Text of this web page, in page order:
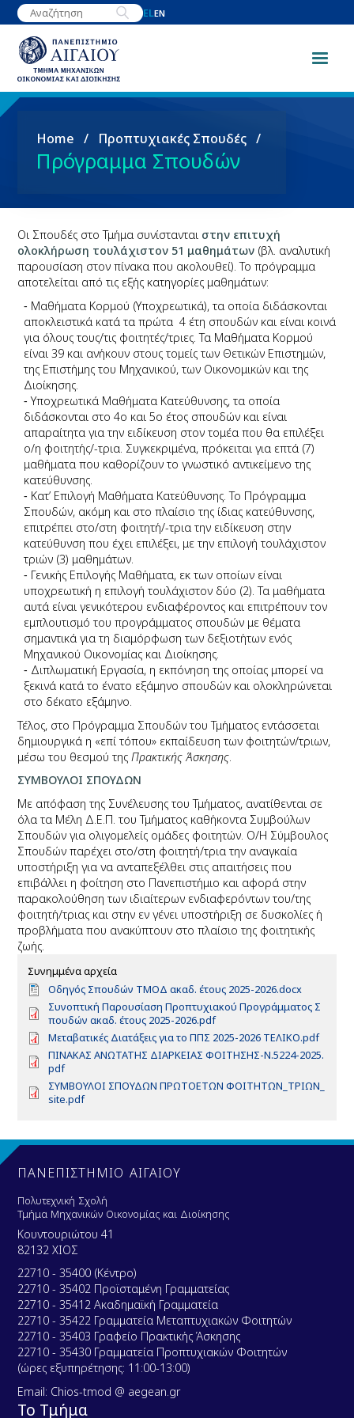
Παράκαμψη
προς
κυρίως
περιεχόμενο
ELEN
Breadcrumb
Home Προπτυχιακές Σπουδές
Πρόγραμμα Σπουδών
Οι Σπουδές στο Τμήμα συνίστανται στην επιτυχή
ολοκλήρωση τουλάχιστον 51 μαθημάτων (βλ. αναλυτική
παρουσίαση στον πίνακα που ακολουθεί). Το πρόγραμμα
αποτελείται από τις εξής κατηγορίες μαθημάτων:
Μαθήματα Κορμού (Υποχρεωτικά), τα οποία διδάσκονται
αποκλειστικά κατά τα πρώτα 4 έτη σπουδών και είναι κοινά
για όλους τους/τις φοιτητές/τριες. Τα Μαθήματα Κορμού
είναι 39 και ανήκουν στους τομείς των Θετικών Επιστημών,
της Επιστήμης του Μηχανικού, των Οικονομικών και της
Διοίκησης.
Υποχρεωτικά Μαθήματα Κατεύθυνσης, τα οποία
διδάσκονται στο 4ο και 5ο έτος σπουδών και είναι
απαραίτητα για την ειδίκευση στον τομέα που θα επιλέξει
ο/η φοιτητής/-τρια. Συγκεκριμένα, πρόκειται για επτά (7)
μαθήματα που καθορίζουν το γνωστικό αντικείμενο της
κατεύθυνσης.
Κατ’ Επιλογή Μαθήματα Κατεύθυνσης. Το Πρόγραμμα
Σπουδών, ακόμη και στο πλαίσιο της ίδιας κατεύθυνσης,
επιτρέπει στο/στη φοιτητή/-τρια την ειδίκευση στην
κατεύθυνση που έχει επιλέξει, με την επιλογή τουλάχιστον
τριών (3) μαθημάτων.
Γενικής Επιλογής Μαθήματα, εκ των οποίων είναι
υποχρεωτική η επιλογή τουλάχιστον δύο (2). Τα μαθήματα
αυτά είναι γενικότερου ενδιαφέροντος και επιτρέπουν τον
εμπλουτισμό του προγράμματος σπουδών με θέματα
σημαντικά για τη διαμόρφωση των δεξιοτήτων ενός
Μηχανικού Οικονομίας και Διοίκησης.
Διπλωματική Εργασία, η εκπόνηση της οποίας μπορεί να
ξεκινά κατά το ένατο εξάμηνο σπουδών και ολοκληρώνεται
στο δέκατο εξάμηνο.
Τέλος, στο Πρόγραμμα Σπουδών του Τμήματος εντάσσεται
δημιουργικά η «επί τόπου» εκπαίδευση των φοιτητών/τριων,
μέσω του θεσμού της Πρακτικής Άσκησης
ΣΥΜΒΟΥΛΟΙ ΣΠΟΥΔΩΝ
Με απόφαση της Συνέλευσης του Τμήματος, ανατίθενται σε
όλα τα Μέλη Δ.Ε.Π. του Τμήματος καθήκοντα Συμβούλων
Σπουδών για ολιγομελείς ομάδες φοιτητών. Ο/Η Σύμβουλος
Σπουδών παρέχει στο/στη φοιτητή/τρια την αναγκαία
υποστήριξη για να ανταπεξέλθει στις απαιτήσεις που
επιβάλλει η φοίτηση στο Πανεπιστήμιο και αφορά στην
παρακολούθηση των ιδιαίτερων ενδιαφερόντων του/της
φοιτητή/τριας και στην εν γένει υποστήριξη σε δυσκολίες ή
προβλήματα που ανακύπτουν στο πλαίσιο της φοιτητικής
ζωής.
Συνημμένα αρχεία
D
c
u
m
e
n
t
Οδηγός Σπουδών ΤΜΟΔ ακαδ. έτους 2025-2026.docx
D
o
c
u
m
n
t
Συνοπτική Παρουσίαση Προπτυχιακού Προγράμματος Σ
πουδών ακαδ. έτους 2025-2026.pdf
D
c
m
Μεταβατικές Διατάξεις για το ΠΠΣ 2025-2026 ΤΕΛΙΚΟ.pdf
D
o
u
t
ΠΙΝΑΚΑΣ ΑΝΩΤΑΤΗΣ ΔΙΑΡΚΕΙΑΣ ΦΟΙΤΗΣΗΣ-Ν.5224-2025.
pdf
D
o
m
n
t
ΣΥΜΒΟΥΛΟΙ ΣΠΟΥΔΩΝ ΠΡΩΤΟΕΤΩΝ ΦΟΙΤΗΤΩΝ_ΤΡΙΩΝ_
site.pdf
ΠΑΝΕΠΙΣΤΗΜΙΟ ΑΙΓΑΙΟΥ
Πολυτεχνική Σχολή
Τμήμα Μηχανικών Οικονομίας και Διοίκησης
Κουντουριώτου 41
82132 ΧΙΟΣ
22710 - 35400 (Κέντρο)
22710 - 35402 Προϊσταμένη Γραμματείας
22710 - 35412 Ακαδημαϊκή Γραμματεία
22710 - 35422 Γραμματεία Μεταπτυχιακών Φοιτητών
22710 - 35403 Γραφείο Πρακτικής Άσκησης
22710 - 35430 Γραμματεία Προπτυχιακών Φοιτητών
(ώρες εξυπηρέτησης: 11:00-13:00)
Email: Chios-tmod @ aegean.gr
Το Τμήμα